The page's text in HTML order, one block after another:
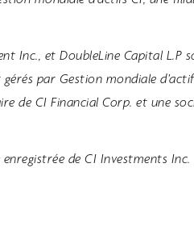
Inc., et DoubleLine Capital L.P
par Gestion mondiale
de CI Financial Corp. et une
de CI Investments Inc.